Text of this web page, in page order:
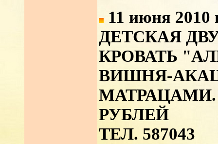
11 июня 2010
ДЕТСКАЯ
КРОВАТЬ
ВИШНЯ-
РУБЛЕЙ
ТЕЛ. 587043